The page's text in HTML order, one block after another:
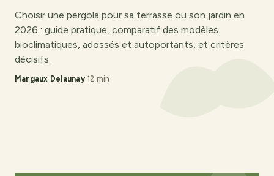
Choisir une pergola pour sa terrasse ou son jardin en
2026 : guide pratique, comparatif des modèles
bioclimatiques, adossés et autoportants, et critères
décisifs.
Margaux Delaunay·12 min